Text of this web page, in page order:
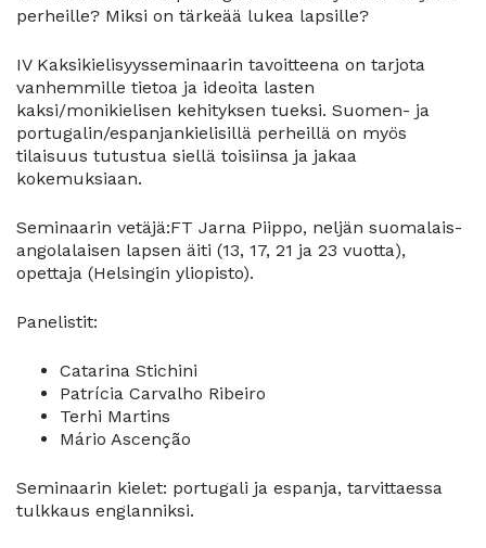
perheille? Miksi on tärkeää lukea lapsille?
IV Kaksikielisyysseminaarin tavoitteena on tarjota
vanhemmille tietoa ja ideoita lasten
kaksi/monikielisen kehityksen tueksi. Suomen- ja
portugalin/espanjankielisillä perheillä on myös
tilaisuus tutustua siellä toisiinsa ja jakaa
kokemuksiaan.
Seminaarin vetäjä:FT Jarna Piippo, neljän suomalais-
angolalaisen lapsen äiti (13, 17, 21 ja 23 vuotta),
opettaja (Helsingin yliopisto).
Panelistit:
Catarina Stichini
Patrícia Carvalho Ribeiro
Terhi Martins
Mário Ascenção
Seminaarin kielet: portugali ja espanja, tarvittaessa
tulkkaus englanniksi.